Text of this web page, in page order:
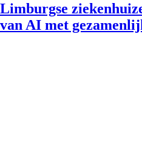
Limburgse
van AI met